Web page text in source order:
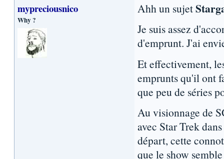
mypreciousnico
Why ?
Ahh un sujet
Je suis assez
d'emprunt. J'ai
Et effectivement,
emprunts qu'il ont
que peu de séries
Au visionnage de
avec Star Trek
départ, cette
que le show